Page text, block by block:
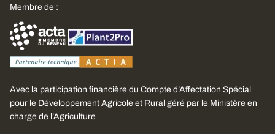
Membre de :
Avec la participation financière du Compte d’Affectation Spécial
pour le Développement Agricole et Rural géré par le Ministère en
charge de l’Agriculture